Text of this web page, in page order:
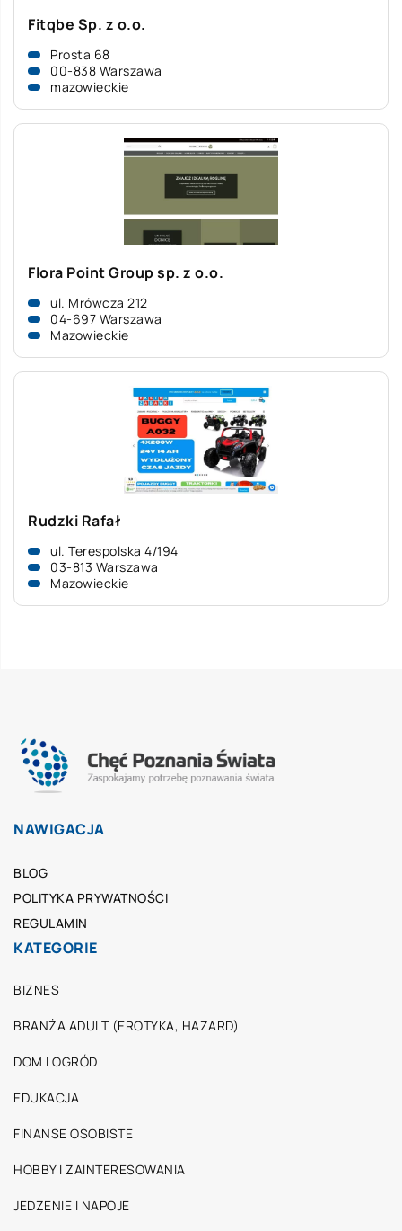
Fitqbe Sp. z o.o.
Prosta 68
00-838 Warszawa
mazowieckie
Flora Point Group sp. z o.o.
ul. Mrówcza 212
04-697 Warszawa
Mazowieckie
Rudzki Rafał
ul. Terespolska 4/194
03-813 Warszawa
Mazowieckie
NAWIGACJA
BLOG
POLITYKA PRYWATNOŚCI
REGULAMIN
KATEGORIE
BIZNES
BRANŻA ADULT (EROTYKA, HAZARD)
DOM I OGRÓD
EDUKACJA
FINANSE OSOBISTE
HOBBY I ZAINTERESOWANIA
JEDZENIE I NAPOJE